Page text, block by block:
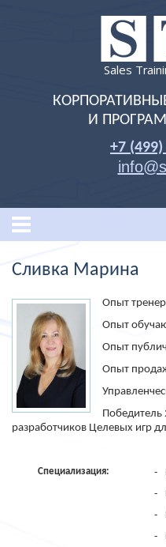
Sales
И
+7
Сливка Марина
Опыт
Опыт
Опыт
Опыт
Победитель
разработчиков Целевых игр
Специализация: -
-
-
-